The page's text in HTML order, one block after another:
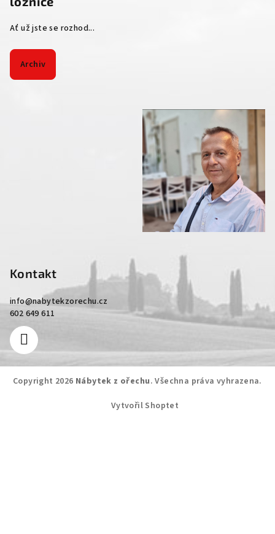
Ať už jste se rozhod...
Archiv
Kontakt
info@nabytekzorechu.cz
602 649 611
Copyright 2026 Nábytek z ořechu. Všechna práva vyhrazena.
Vytvořil Shoptet